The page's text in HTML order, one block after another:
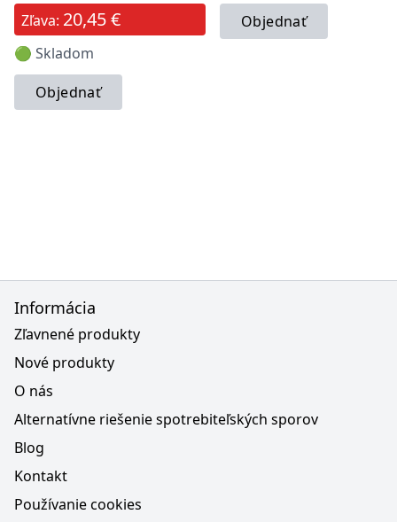
Zľava: 20,45 €
🟢 Skladom
Objednať
Objednať
Informácia
Zľavnené produkty
Nové produkty
O nás
Alternatívne riešenie spotrebiteľských sporov
Blog
Kontakt
Používanie cookies